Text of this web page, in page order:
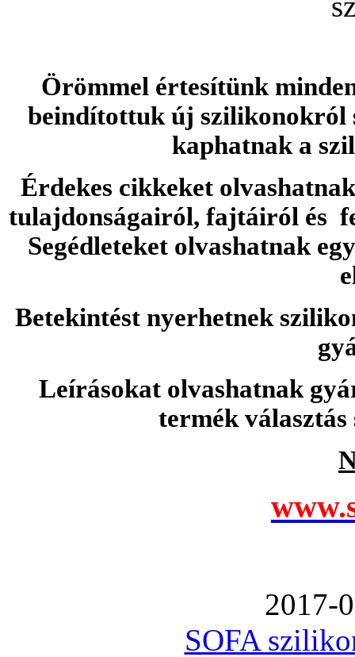
Örömmel értesítünk
beindítottuk új szilikonokról
kaphatnak a
Érdekes cikkeket
tulajdonságairól, fajtáiról és
Segédleteket olvashatnak
Betekintést nyerhetnek
Leírásokat olvashatnak
termék
2017-
SOFA